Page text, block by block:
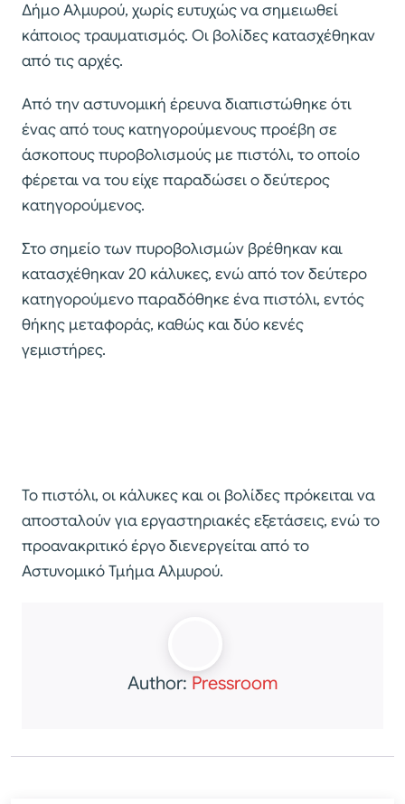
Δήμο Αλμυρού, χωρίς ευτυχώς να σημειωθεί
κάποιος τραυματισμός. Οι βολίδες κατασχέθηκαν
από τις αρχές.
Από την αστυνομική έρευνα διαπιστώθηκε ότι
ένας από τους κατηγορούμενους προέβη σε
άσκοπους πυροβολισμούς με πιστόλι, το οποίο
φέρεται να του είχε παραδώσει ο δεύτερος
κατηγορούμενος.
Στο σημείο των πυροβολισμών βρέθηκαν και
κατασχέθηκαν 20 κάλυκες, ενώ από τον δεύτερο
κατηγορούμενο παραδόθηκε ένα πιστόλι, εντός
θήκης μεταφοράς, καθώς και δύο κενές
γεμιστήρες.
Το πιστόλι, οι κάλυκες και οι βολίδες πρόκειται να
αποσταλούν για εργαστηριακές εξετάσεις, ενώ το
προανακριτικό έργο διενεργείται από το
Αστυνομικό Τμήμα Αλμυρού.
Author: Pressroom